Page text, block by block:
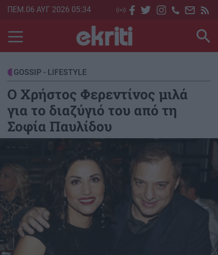
Skip
main
content
ΠΕΜ.06 ΑΥΓ 2026 05:34
GOSSIP - LIFESTYLE
O Xρήστος Φερεντίνος μιλά
για το διαζύγιό του από τη
Σοφία Παυλίδου